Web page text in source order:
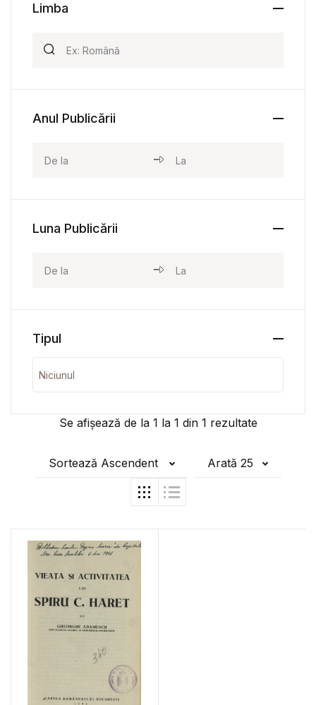
Se afișează de la 1 la 1 din 1 rezultate
Sortează Ascendent Arată 25
Limba
Anul Publicării
Luna Publicării
Tipul